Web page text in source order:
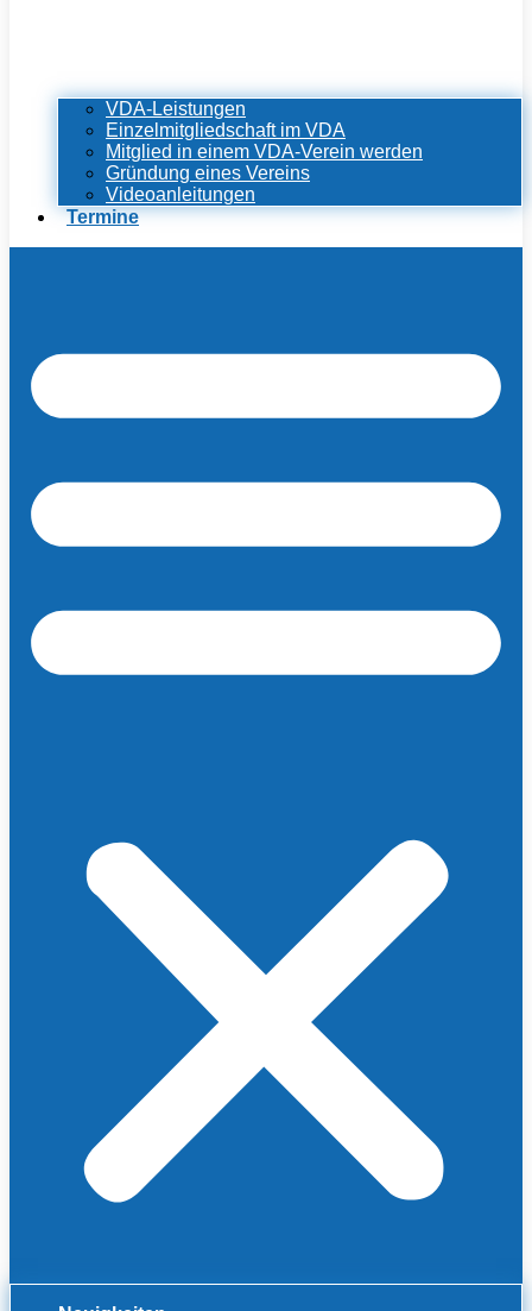
VDA-Leistungen
Einzelmitgliedschaft im VDA
Mitglied in einem VDA-Verein werden
Gründung eines Vereins
Videoanleitungen
Termine